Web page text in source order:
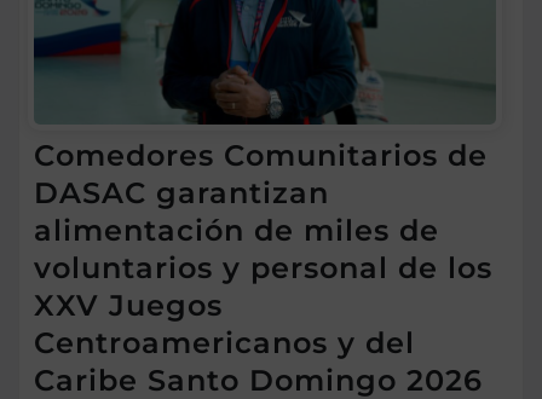
Comedores Comunitarios de
DASAC garantizan
alimentación de miles de
voluntarios y personal de los
XXV Juegos
Centroamericanos y del
Caribe Santo Domingo 2026